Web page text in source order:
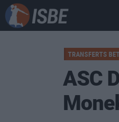
TRANSFERTS
ASC